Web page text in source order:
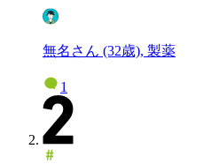
無名さん (32歳), 製薬
1